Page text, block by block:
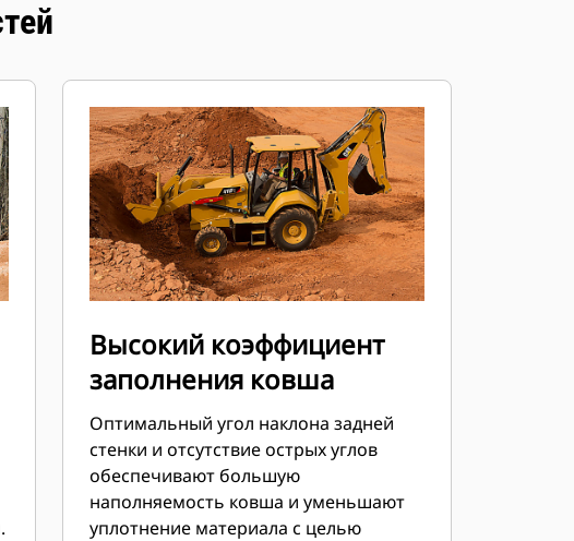
Высокий коэффициент
заполнения ковша
Оптимальный угол наклона задней
стенки и отсутствие острых углов
обеспечивают большую
наполняемость ковша и уменьшают
уплотнение материала с целью